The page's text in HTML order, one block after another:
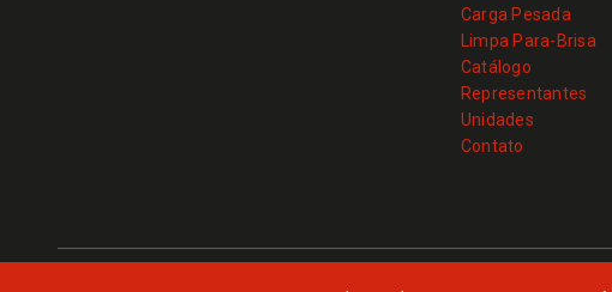
Carga Pesada
Limpa Para-Brisa
Catálogo
Representantes
Unidades
Contato